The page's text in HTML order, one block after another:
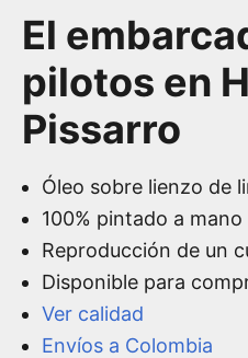
El
pilotos en
Pissarro
Óleo sobre lienzo de
100% pintado a mano
Reproducción de un
Disponible para
Ver calidad
Envíos a Colombia